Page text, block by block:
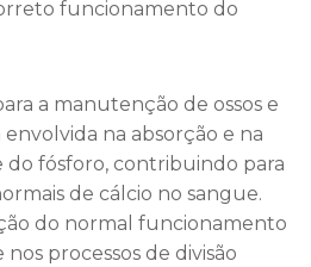
funcionamento do
a manutenção de ossos e
na absorção e na
do fósforo, contribuindo para
de cálcio no sangue.
do normal funcionamento
processos de divisão